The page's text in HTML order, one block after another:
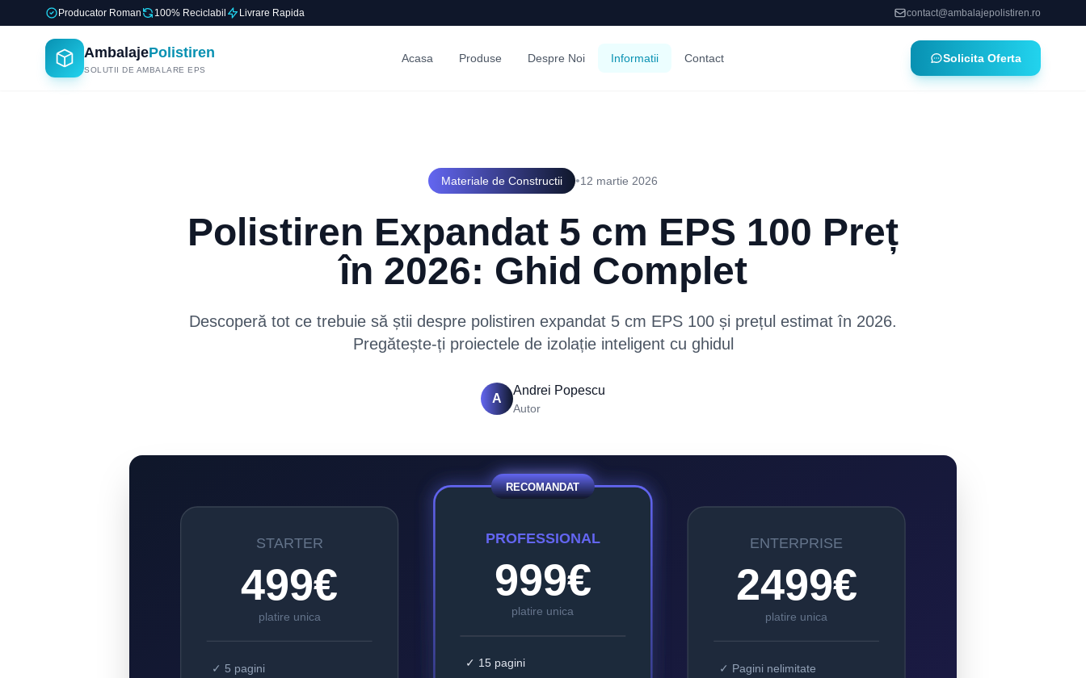
Producator Roman 100% Reciclabil Livrare Rapida contact@ambalajepolistiren.ro
AmbalajePolistiren
SOLUTII DE AMBALARE EPS
Acasa Produse Despre Noi Informatii Contact Solicita Oferta
Materiale de Constructii •12 martie 2026
Polistiren Expandat 5 cm EPS 100 Preț
în 2026: Ghid Complet
Descoperă tot ce trebuie să știi despre polistiren expandat 5 cm EPS 100 și prețul estimat în 2026.
Pregătește-ți proiectele de izolație inteligent cu ghidul
A
Andrei Popescu
Autor